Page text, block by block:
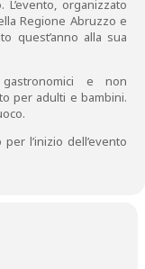
. L’evento, organizzato
Regione Abruzzo e
quest’anno alla sua
e non
per adulti e bambini.
l’inizio dell’evento